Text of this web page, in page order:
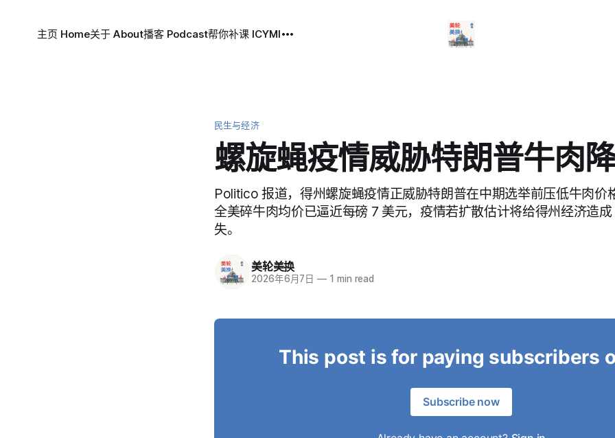
主页 Home关于 About播客 Podcast帮你补课 ICYMI
民生与经济
螺旋蝇疫情威胁特朗普牛肉
Politico 报道，得州螺旋蝇疫情正威胁特朗普在中期选举前压低牛肉价
全美碎牛肉均价已逼近每磅 7 美元，疫情若扩散估计将给得州经济造
失。
美轮美换
2026年6月7日 — 1 min read
This post is for paying subscribers
Subscribe now